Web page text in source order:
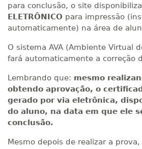
para conclusão, o site
ELETRÔNICO para impressão
automaticamente) na área de
O sistema AVA (Ambiente Virtual
fará automaticamente a correção
Lembrando que: mesmo
obtendo aprovação, o
gerado por via eletrônica,
do aluno, na data em que ele
conclusão.
Mesmo depois de realizar a